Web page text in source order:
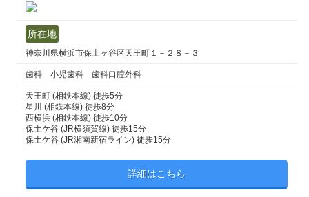
所在地
神奈川県横浜市保土ヶ谷区天王町１－２８－３
歯科 小児歯科 歯科口腔外科
天王町 (相鉄本線) 徒歩5分
星川 (相鉄本線) 徒歩8分
西横浜 (相鉄本線) 徒歩10分
保土ケ谷 (JR横須賀線) 徒歩15分
保土ケ谷 (JR湘南新宿ライン) 徒歩15分
詳細はこちら